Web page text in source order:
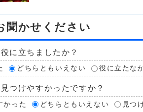
聞かせください
に立ちましたか？
どちらともいえない 役に立たな
つけやすかったですか？
かった どちらともいえない 見つ